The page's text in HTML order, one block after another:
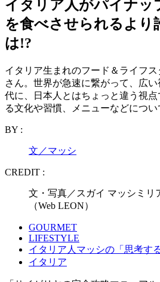
イタリア人がパイナッ
を食べさせられるより
は!?
イタリア生まれのフード＆ライフ
さん。世界が急速に繋がって、広
代に、日本人とはちょっと違う視
る文化や習慣、メニューなどについ
BY :
文／マッシ
CREDIT :
文・写真／スガイ マッシミ
（Web LEON）
GOURMET
LIFESTYLE
イタリア人マッシの「思考す
イタリア